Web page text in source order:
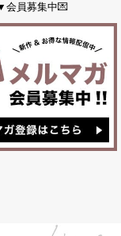
会員募集中💌